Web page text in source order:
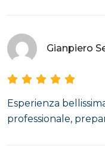
Gianpiero
Esperienza
professionale,